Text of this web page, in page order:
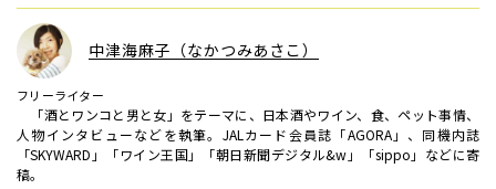
中津海麻子（なかつみあさこ）
フリーライター
「酒とワンコと男と女」をテーマに、日本酒やワイン、食、ペット事情、
人物インタビューなどを執筆。JALカード会員誌「AGORA」、同機内誌
「SKYWARD」「ワイン王国」「朝日新聞デジタル&w」「sippo」などに寄
稿。